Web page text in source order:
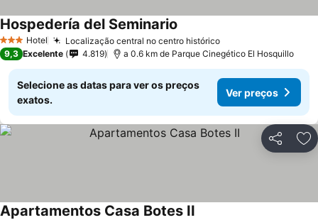
3 EstrelasHotel Localização central no centro históricoVer preços
Hospedería del Seminario
9,3 Excelente 4.819 a 0.6 km de Parque Cinegético El Hosquillo
Selecione as datas para ver os preços
exatos.
Ver preços
Partilhar
Apartamentos Casa Botes II